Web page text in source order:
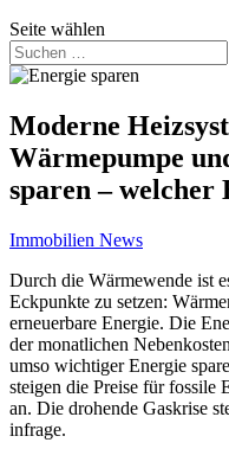
Seite wählen
Moderne
Wärmepumpe
sparen – welcher
Immobilien News
Durch die Wärmewende ist
Eckpunkte zu setzen:
erneuerbare Energie. Die
der monatlichen
umso wichtiger Energie
steigen die Preise für fossile
an. Die drohende Gaskrise
infrage.